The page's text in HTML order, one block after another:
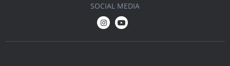
SOCIAL MEDIA